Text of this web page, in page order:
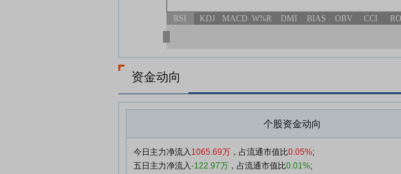
RSI KDJ MACD W%R DMI BIAS OBV CCI
资金动向
个股资金动向
今日主力净流入 1065.69万 ，占流通市值比0.05%;
五日主力净流入-122.97万 ，占流通市值比0.01%;